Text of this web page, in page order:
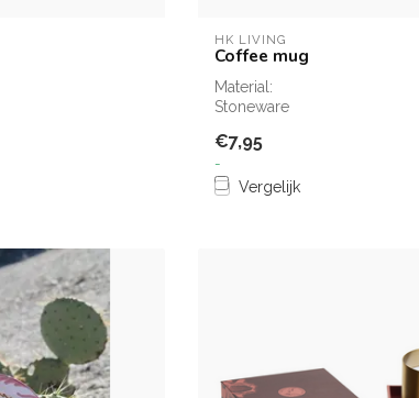
HK LIVING
Coffee mug
Material:
Stoneware
€7,95
-
Vergelijk